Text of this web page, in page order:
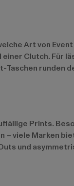
Art von
Clutch. Für
runden
Prints.
– viele
und